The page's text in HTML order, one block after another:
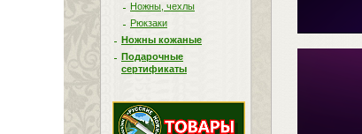
Ножны, чехлы
Рюкзаки
Ножны кожаные
Подарочные
сертификаты